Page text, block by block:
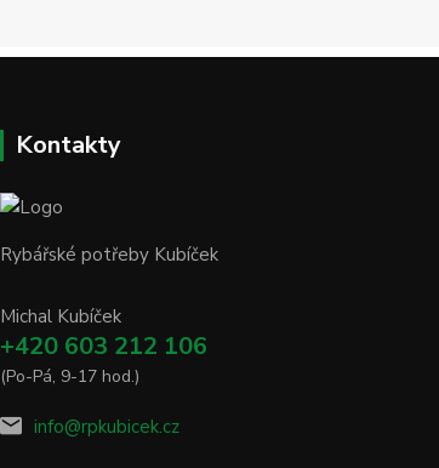
Kontakty
Rybářské potřeby Kubíček
Michal Kubíček
+420 603 212 106
(Po-Pá, 9-17 hod.)
info@rpkubicek.cz